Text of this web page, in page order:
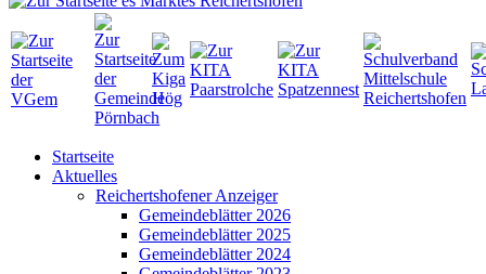
Startseite
Aktuelles
Reichertshofener Anzeiger
Gemeindeblätter 2026
Gemeindeblätter 2025
Gemeindeblätter 2024